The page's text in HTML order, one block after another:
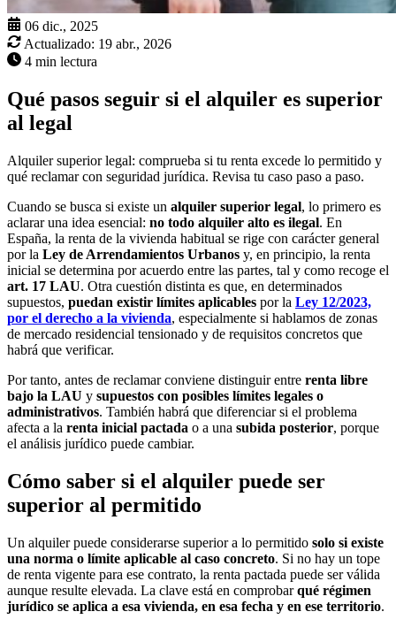
06 dic., 2025
Actualizado: 19 abr., 2026
4 min lectura
Qué pasos seguir si el alquiler es superior
al legal
Alquiler superior legal: comprueba si tu renta excede lo permitido y
qué reclamar con seguridad jurídica. Revisa tu caso paso a paso.
Cuando se busca si existe un alquiler superior legal, lo primero es
aclarar una idea esencial: no todo alquiler alto es ilegal. En
España, la renta de la vivienda habitual se rige con carácter general
por la Ley de Arrendamientos Urbanos y, en principio, la renta
inicial se determina por acuerdo entre las partes, tal y como recoge el
art. 17 LAU. Otra cuestión distinta es que, en determinados
supuestos, puedan existir límites aplicables por la Ley 12/2023,
por el derecho a la vivienda, especialmente si hablamos de zonas
de mercado residencial tensionado y de requisitos concretos que
habrá que verificar.
Por tanto, antes de reclamar conviene distinguir entre renta libre
bajo la LAU y supuestos con posibles límites legales o
administrativos. También habrá que diferenciar si el problema
afecta a la renta inicial pactada o a una subida posterior, porque
el análisis jurídico puede cambiar.
Cómo saber si el alquiler puede ser
superior al permitido
Un alquiler puede considerarse superior a lo permitido solo si existe
una norma o límite aplicable al caso concreto. Si no hay un tope
de renta vigente para ese contrato, la renta pactada puede ser válida
aunque resulte elevada. La clave está en comprobarqué régimen
jurídico se aplica a esa vivienda, en esa fecha y en ese territorio.